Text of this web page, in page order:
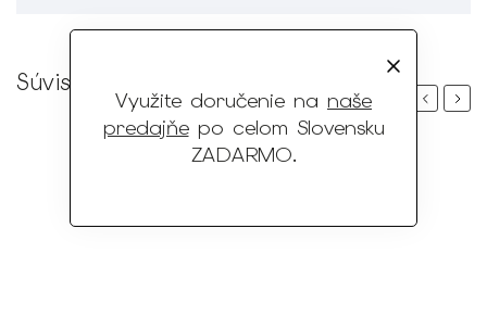
Využite doručenie na naše
predajňepo celom Slovensku
ZADARMO.
Súvisiaci tovar
PreviousNext